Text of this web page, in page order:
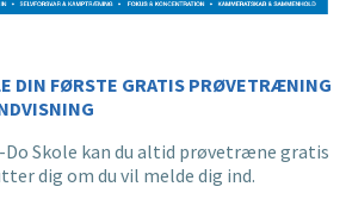
DIN FØRSTE GRATIS PRØVETRÆNING
Do Skole kan du altid prøvetræne gratis
dig om du vil melde dig ind.